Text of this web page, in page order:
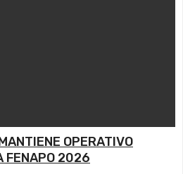
OPERATIVO
FENAPO 2026